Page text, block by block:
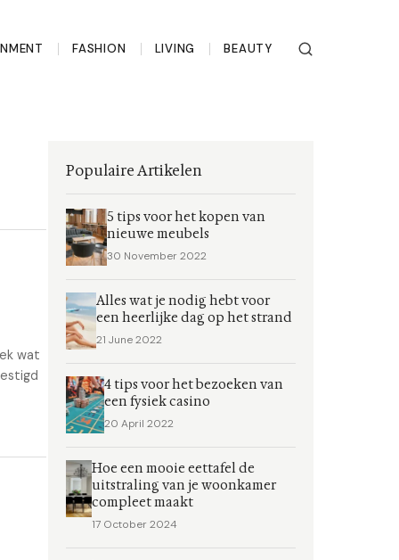
FASHION LIVING BEAUTY
wat
Populaire Artikelen
5 tips voor het kopen van
nieuwe meubels
30 November 2022
Alles wat je nodig hebt voor
een heerlijke dag op het strand
21 June 2022
4 tips voor het bezoeken van
een fysiek casino
20 April 2022
Hoe een mooie eettafel de
uitstraling van je woonkamer
compleet maakt
17 October 2024